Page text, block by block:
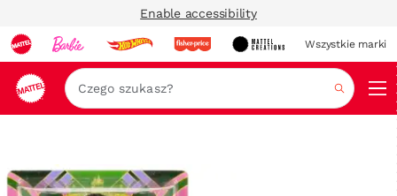
Enable accessibility
Wszystkie marki
Szukaj